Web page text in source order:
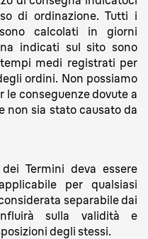
di ordinazione. Tutti i
calcolati in giorni
indicati sul sito sono
medi registrati per
ordini. Non possiamo
le conseguenze dovute a
non sia stato causato da
Termini deva essere
per qualsiasi
separabile dai
sulla validità e
degli stessi.